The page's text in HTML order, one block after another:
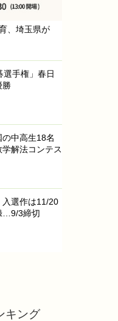
、埼玉県が
選手権」春日
勝
中高生18名
解法コンテス
入選作は11/20
…9/3締切
キング